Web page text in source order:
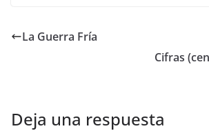
La Guerra Fría
Cifras
Deja una respuesta